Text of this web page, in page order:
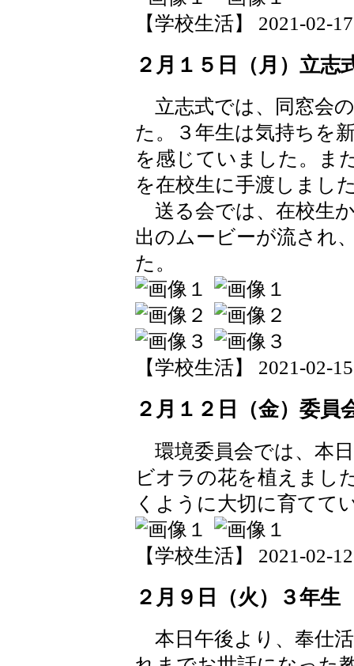
【学校生活】 2021-02-
２月１５日（月）立志
立志式では、同窓会
た。３年生は気持ちを
を感じていました。ま
を在校生に手渡しまし
送る会では、在校生
出のムービーが流され
た。
【学校生活】 2021-02-
２月１２日（金）委
環境委員会では、本
ビオラの花を植えまし
くように大切に育てて
【学校生活】 2021-02-
２月９日（火）３年
本日午後より、奉仕